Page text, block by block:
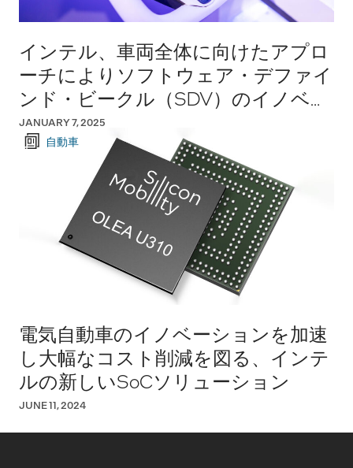
インテル、車両全体に向けたアプロ
ーチによりソフトウェア・デファイ
ンド・ビークル（SDV）のイノベー
ションを加速
JANUARY 7, 2025
自動車
電気自動車のイノベーションを加速
し大幅なコスト削減を図る、インテ
ルの新しいSoCソリューション
JUNE 11, 2024